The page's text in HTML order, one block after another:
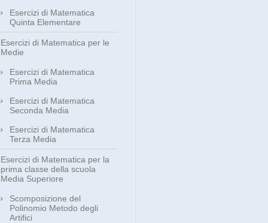
Esercizi di Matematica
Quinta Elementare
Esercizi di Matematica per le
Medie
Esercizi di Matematica
Prima Media
Esercizi di Matematica
Seconda Media
Esercizi di Matematica
Terza Media
Esercizi di Matematica per la
prima classe della scuola
Media Superiore
Scomposizione del
Polinomio Metodo degli
Artifici